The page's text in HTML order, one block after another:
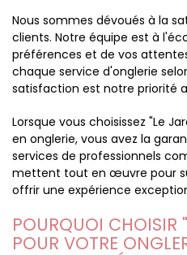
Nous sommes dévoués à la
clients. Notre équipe est à
préférences et de vos
chaque service d'onglerie
satisfaction est notre priorité
Lorsque vous choisissez "Le
en onglerie, vous avez la
services de professionnels
mettent tout en œuvre pour
offrir une expérience
POURQUOI CHOISIR
POUR VOTRE